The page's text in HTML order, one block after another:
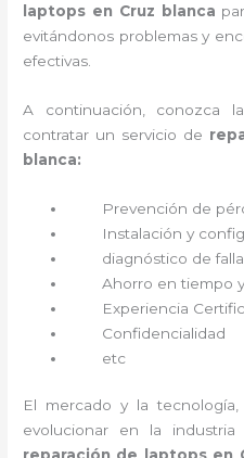
laptops en Cruz blanca
evitándonos problemas y
efectivas.
A continuación, conozca
contratar un servicio de
blanca:
Prevención de
Instalación y
diagnóstico de
Ahorro en tiempo
Experiencia
Confidencialidad
etc
El mercado y la
evolucionar en la